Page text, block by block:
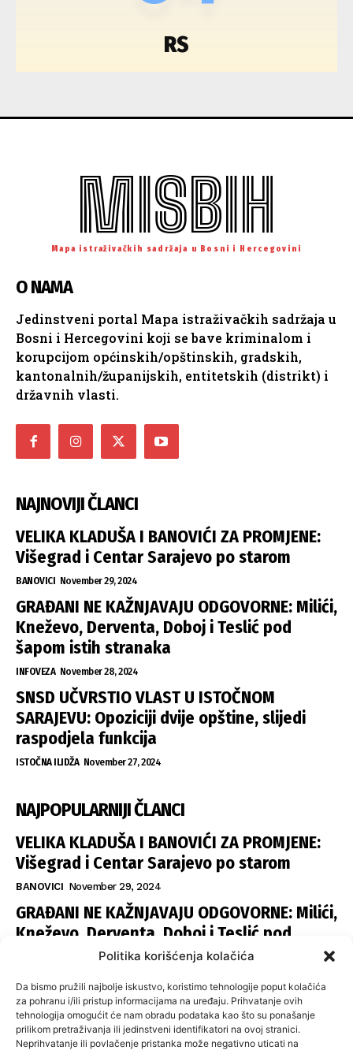
Politika korišćenja kolačića
Da bismo pružili najbolje iskustvo, koristimo tehnologije poput kolačića
za pohranu i/ili pristup informacijama na uređaju. Prihvatanje ovih
tehnologija omogućit će nam obradu podataka kao što su ponašanje
prilikom pretraživanja ili jedinstveni identifikatori na ovoj stranici.
Neprihvatanje ili povlačenje pristanka može negativno uticati na
RS
MISBIH
Mapa istraživačkih sadržaja u Bosni i Hercegovini
O NAMA
Jedinstveni portal Mapa istraživačkih sadržaja u
Bosni i Hercegovini koji se bave kriminalom i
korupcijom općinskih/opštinskih, gradskih,
kantonalnih/županijskih, entitetskih (distrikt) i
državnih vlasti.
NAJNOVIJI ČLANCI
VELIKA KLADUŠA I BANOVIĆI ZA PROMJENE:
Višegrad i Centar Sarajevo po starom
BANOVICI November 29, 2024
GRAĐANI NE KAŽNJAVAJU ODGOVORNE: Milići,
Kneževo, Derventa, Doboj i Teslić pod
šapom istih stranaka
INFOVEZA November 28, 2024
SNSD UČVRSTIO VLAST U ISTOČNOM
SARAJEVU: Opoziciji dvije opštine, slijedi
raspodjela funkcija
ISTOČNA ILIDŽA November 27, 2024
NAJPOPULARNIJI ČLANCI
VELIKA KLADUŠA I BANOVIĆI ZA PROMJENE:
Višegrad i Centar Sarajevo po starom
BANOVICI November 29, 2024
GRAĐANI NE KAŽNJAVAJU ODGOVORNE: Milići,
Kneževo, Derventa, Doboj i Teslić pod
šapom istih stranaka
SNSD UČVRSTIO VLAST U ISTOČNOM
SARAJEVU: Opoziciji dvije opštine, slijedi
raspodjela funkcija